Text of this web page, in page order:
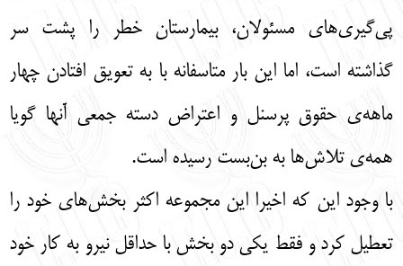
پی‌گیری‌های مسئولان، بیمارستان خطر را پشت سر
گذاشته است، اما این بار متاسفانه با به تعویق افتادن چهار
ماهه‌ی حقوق پرسنل و اعتراض دسته جمعی آنها گویا
همه‌ی تلاش‌ها به بن‌بست رسیده است.
با وجود این که اخیرا این مجموعه اکثر بخش‌های خود را
تعطیل کرد و فقط یکی دو بخش با حداقل نیرو به کار خود